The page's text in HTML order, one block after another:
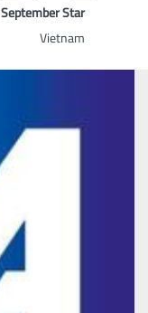
September Star
Vietnam